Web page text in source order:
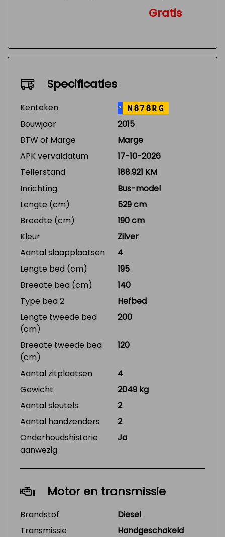
Gratis
Specificaties
Kenteken NL N878RG
Bouwjaar
2015
BTW of Marge
Marge
APK vervaldatum
17-10-2026
Tellerstand
188.921 KM
Inrichting
Bus-model
Lengte (cm)
529 cm
Breedte (cm)
190 cm
Kleur
Zilver
Aantal slaapplaatsen
4
Lengte bed (cm)
195
Breedte bed (cm)
140
Type bed 2
Hefbed
Lengte tweede bed
(cm)
200
Breedte tweede bed
(cm)
120
Aantal zitplaatsen
4
Gewicht
2049 kg
Aantal sleutels
2
Aantal handzenders
2
Onderhoudshistorie
aanwezig
Ja
Motor en transmissie
Brandstof
Diesel
Transmissie
Handgeschakeld